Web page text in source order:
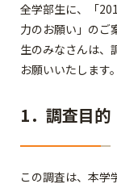
全学部生に、「
力のお願い」のご
生のみなさんは、
お願いいたします。
1．調査目的
この調査は、本学